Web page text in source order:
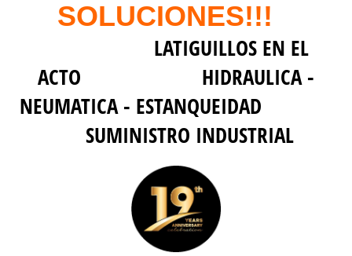
SOLUCIONES!!!
LATIGUILLOS EN EL
ACTO HIDRAULICA -
NEUMATICA - ESTANQUEIDAD
SUMINISTRO INDUSTRIAL